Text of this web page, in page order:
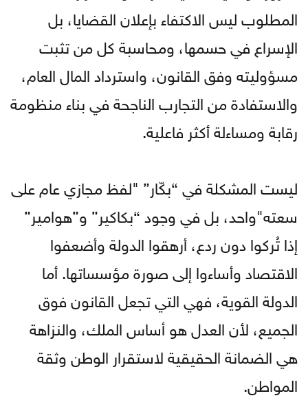
المطلوب ليس الاكتفاء بإعلان القضايا، بل
الإسراع في حسمها، ومحاسبة كل من تثبت
مسؤوليته وفق القانون، واسترداد المال العام،
والاستفادة من التجارب الناجحة في بناء منظومة
رقابة ومساءلة أكثر فاعلية.
ليست المشكلة في “بكّار” "لفظ مجازي عام على
سعته"واحد، بل في وجود “بكاكير” و”هوامير”
إذا تُركوا دون ردع، أرهقوا الدولة وأضعفوا
الاقتصاد وأساءوا إلى صورة مؤسساتها. أما
الدولة القوية، فهي التي تجعل القانون فوق
الجميع، لأن العدل هو أساس الملك، والنزاهة
هي الضمانة الحقيقية لاستقرار الوطن وثقة
المواطن.